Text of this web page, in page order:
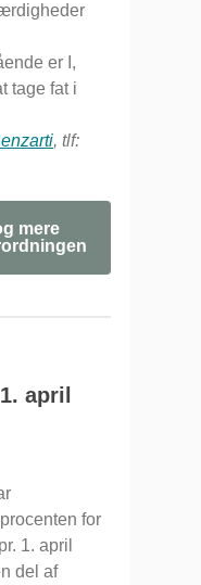
er I,
tage fat i
, tlf:
mere
april
for
1. april
del af